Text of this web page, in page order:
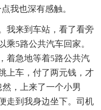
我也深有感触。
我来到车站，看了看旁
乘5路公共汽车回家。
着急地等着5路公共汽
上车，付了两元钱，才
，上来了一个小男
走到我身边坐下。司机